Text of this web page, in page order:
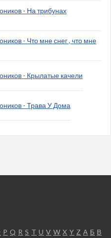
- На трибунах
- Что мне снег , что мне
- Крылатые качели
- Трава У Дома
P Q R S T U V W X Y Z А Б В